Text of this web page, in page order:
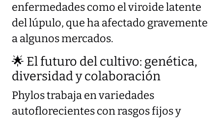
enfermedades como el viroide latente
del lúpulo, que ha afectado gravemente
a algunos mercados.
🌟 El futuro del cultivo: genética,
diversidad y colaboración
Phylos trabaja en variedades
autoflorecientes con rasgos fijos y